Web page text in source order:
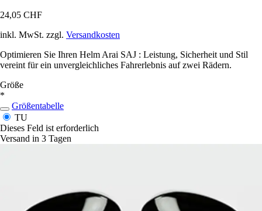
24,05 CHF
inkl. MwSt. zzgl. Versandkosten
Optimieren Sie Ihren Helm Arai SAJ : Leistung, Sicherheit und Stil
vereint für ein unvergleichliches Fahrerlebnis auf zwei Rädern.
Größe
*
Größentabelle
TU
Dieses Feld ist erforderlich
Versand in 3 Tagen